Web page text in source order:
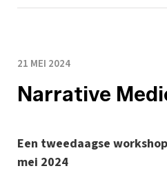
21 MEI 2024
Narrative
Een tweedaagse
mei 2024